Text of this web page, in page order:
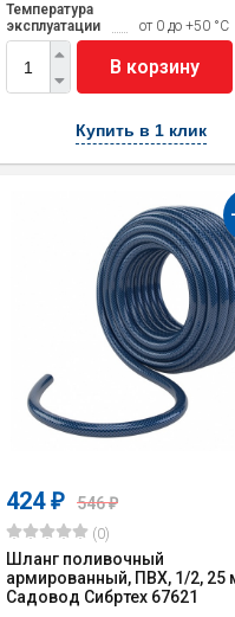
Температура
эксплуатации
от 0 до +50 °С
В корзину
Купить в 1 клик
424 ₽ 546₽
(0)
Шланг поливочный
армированный, ПВХ, 1/2, 25
Садовод Сибртех 67621